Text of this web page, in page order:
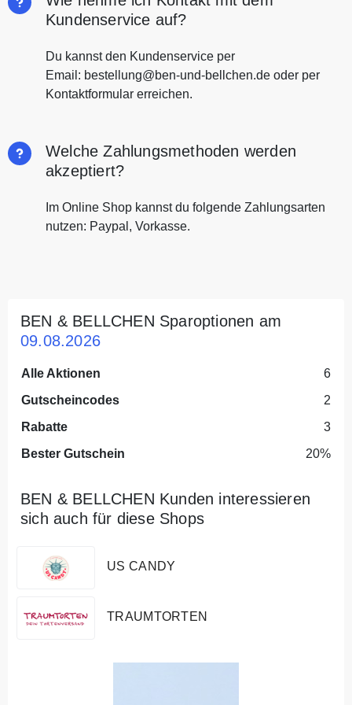
Kundenservice auf?
Du kannst den Kundenservice per
Email: bestellung@ben-und-bellchen.de oder per
Kontaktformular erreichen.
Welche Zahlungsmethoden werden
akzeptiert?
Im Online Shop kannst du folgende Zahlungsarten
nutzen: Paypal, Vorkasse.
BEN & BELLCHEN Sparoptionen am
09.08.2026
Alle Aktionen
6
Gutscheincodes
2
Rabatte
3
Bester Gutschein
20%
BEN & BELLCHEN Kunden interessieren
sich auch für diese Shops
US CANDY
TRAUMTORTEN